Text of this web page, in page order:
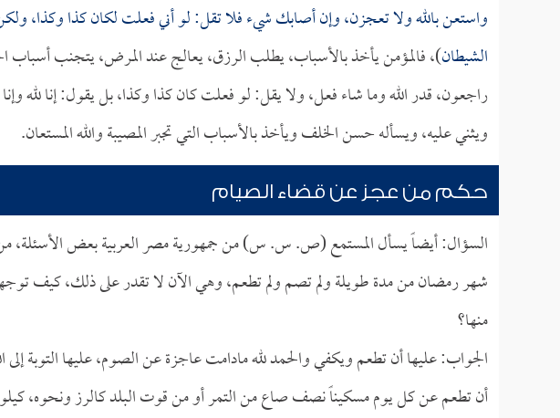
واستعن بالله ولا تعجزن، وإن أصابك شيء فلا تقل: لو أني فعلت لكان كذا وكذا،
الشيطان)، فالمؤمن يأخذ بالأسباب، يطلب الرزق، يعالج عند المرض، يتجنب أسباب
راجعون، قدر الله وما شاء فعل، ولا يقل: لو فعلت كان كذا وكذا، بل يقول: إنا لله
ويثني عليه، ويسأله حسن الخلف ويأخذ بالأسباب التي تجبر المصيبة والله المستعان.
حكم من عجز عن قضاء الصيام
السؤال: أيضاً يسأل المستمع (ص. س. س) من جمهورية مصر العربية بعض الأسئلة،
شهر رمضان من مدة طويلة ولم تصم ولم تطعم، وهي الآن لا تقدر على ذلك، كيف
منها؟
الجواب: عليها أن تطعم ويكفي والحمد لله مادامت عاجزة عن الصوم، عليها التوبة إلى
أن تطعم عن كل يوم مسكيناً نصف صاع من التمر أو من قوت البلد كالرز ونحوه،